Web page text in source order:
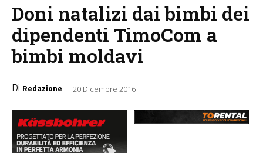
Doni natalizi dai bimbi dei
dipendenti TimoCom a
bimbi moldavi
Di Redazione - 20 Dicembre 2016